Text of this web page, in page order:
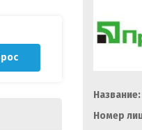
Название:
Номер